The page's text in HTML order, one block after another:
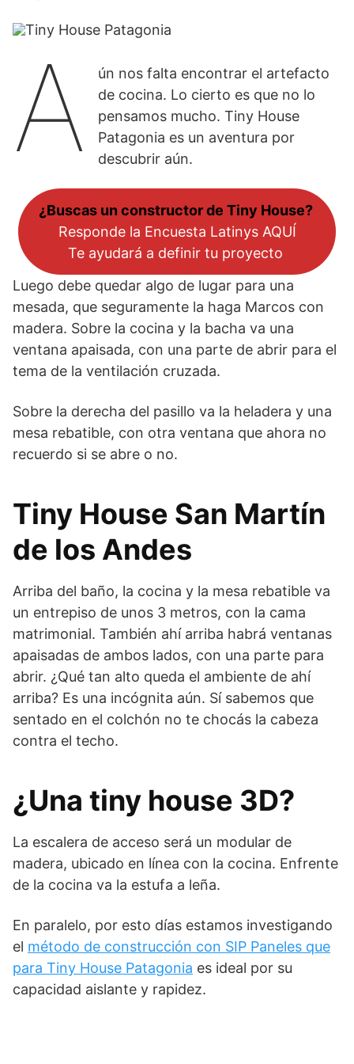
A
ún nos falta encontrar el artefacto
de cocina. Lo cierto es que no lo
pensamos mucho. Tiny House
Patagonia es un aventura por
descubrir aún.
¿Buscas un constructor de Tiny House?
Responde la Encuesta Latinys AQUÍ
Te ayudará a definir tu proyecto
Luego debe quedar algo de lugar para una
mesada, que seguramente la haga Marcos con
madera. Sobre la cocina y la bacha va una
ventana apaisada, con una parte de abrir para el
tema de la ventilación cruzada.
Sobre la derecha del pasillo va la heladera y una
mesa rebatible, con otra ventana que ahora no
recuerdo si se abre o no.
Tiny House San Martín
de los Andes
Arriba del baño, la cocina y la mesa rebatible va
un entrepiso de unos 3 metros, con la cama
matrimonial. También ahí arriba habrá ventanas
apaisadas de ambos lados, con una parte para
abrir. ¿Qué tan alto queda el ambiente de ahí
arriba? Es una incógnita aún. Sí sabemos que
sentado en el colchón no te chocás la cabeza
contra el techo.
¿Una tiny house 3D?
La escalera de acceso será un modular de
madera, ubicado en línea con la cocina. Enfrente
de la cocina va la estufa a leña.
En paralelo, por esto días estamos investigando
el método de construcción con SIP Paneles que
para Tiny House Patagonia es ideal por su
capacidad aislante y rapidez.